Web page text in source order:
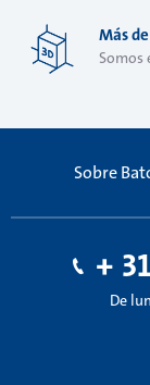
Más
Somos
Sobre
+
De